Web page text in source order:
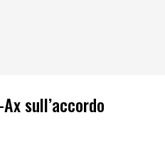
sull’accordo